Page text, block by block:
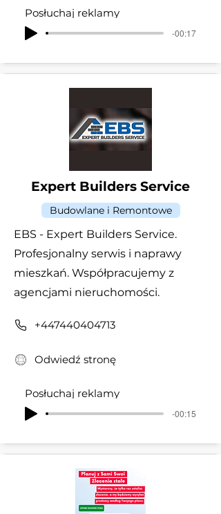
Posłuchaj reklamy
-00:17
Expert Builders Service
Budowlane i Remontowe
EBS - Expert Builders Service.
Profesjonalny serwis i naprawy
mieszkań. Współpracujemy z
agencjami nieruchomości.
+447440404713
Odwiedź stronę
Posłuchaj reklamy
-00:15